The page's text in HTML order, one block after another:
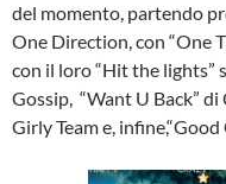
del momento, partendo
One Direction, con “One
con il loro “Hit the lights”
Gossip, “Want U Back” di
Girly Team e,